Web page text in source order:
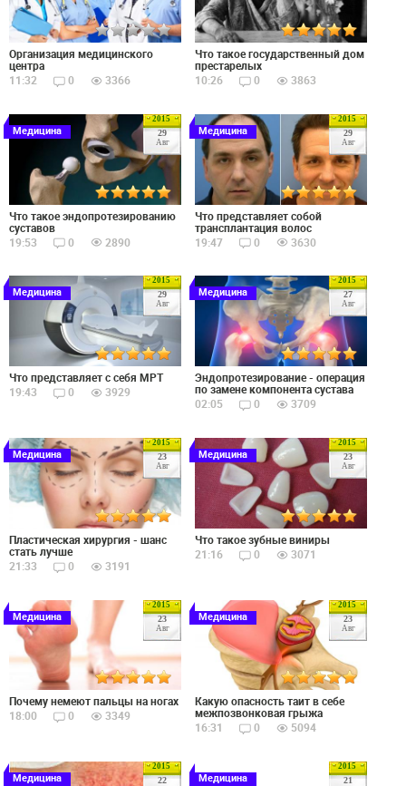
Организация медицинского
центра
11:32
0 3366
Что такое государственный дом
престарелых
10:26
0 3863
2015
29
Авг
Медицина
Что такое эндопротезированию
суставов
19:53
0 2890
2015
29
Авг
Медицина
Что представляет собой
трансплантация волос
19:47
0 3630
2015
29
Авг
Медицина
Что представляет с себя МРТ
19:43
0 3929
2015
27
Авг
Медицина
Эндопротезирование - операция
по замене компонента сустава
02:05
0 3709
2015
23
Авг
Медицина
Пластическая хирургия - шанс
стать лучше
21:33
0 3191
2015
23
Авг
Медицина
Что такое зубные виниры
21:16
0 3071
2015
23
Авг
Медицина
Почему немеют пальцы на ногах
18:00
0 3349
2015
23
Авг
Медицина
Какую опасность таит в себе
межпозвонковая грыжа
16:31
0 5094
2015
22
Медицина
2015
21
Медицина